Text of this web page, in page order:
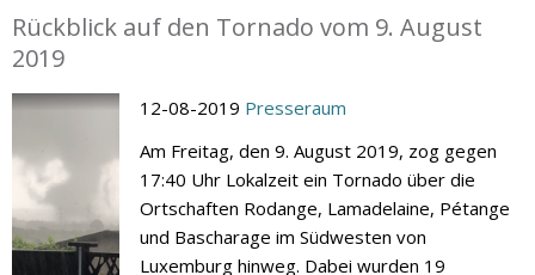
Rückblick auf den Tornado vom 9. August
2019
12-08-2019 Presseraum
Am Freitag, den 9. August 2019, zog gegen
17:40 Uhr Lokalzeit ein Tornado über die
Ortschaften Rodange, Lamadelaine, Pétange
und Bascharage im Südwesten von
Luxemburg hinweg. Dabei wurden 19